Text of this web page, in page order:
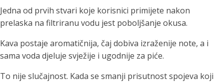
Jedna od prvih stvari koje korisnici primijete nakon
prelaska na filtriranu vodu jest poboljšanje okusa.
Kava postaje aromatičnija, čaj dobiva izraženije note, a i
sama voda djeluje svježije i ugodnije za piće.
To nije slučajnost. Kada se smanji prisutnost spojeva koji